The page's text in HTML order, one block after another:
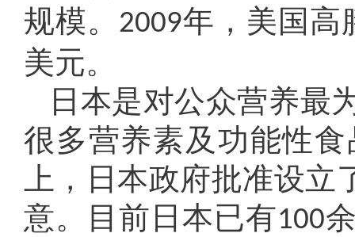
规模。 2009年，美国高
美元。
日本是对公众营养最
很多营养素及功能性
上，日本政府批准设
意。目前日本已有100